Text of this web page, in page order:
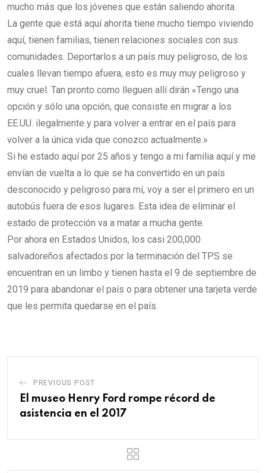
mucho más que los jóvenes que están saliendo ahorita.
La gente que está aquí ahorita tiene mucho tiempo viviendo
aquí, tienen familias, tienen relaciones sociales con sus
comunidades. Deportarlos a un país muy peligroso, de los
cuales llevan tiempo afuera, esto es muy muy peligroso y
muy cruel. Tan pronto como lleguen allí dirán «Tengo una
opción y sólo una opción, que consiste en migrar a los
EE.UU. ilegalmente y para volver a entrar en el país para
volver a la única vida que conozco actualmente.»
Si he estado aquí por 25 años y tengo a mi familia aquí y me
envían de vuelta a lo que se ha convertido en un país
desconocido y peligroso para mí, voy a ser el primero en un
autobús fuera de esos lugares. Esta idea de eliminar el
estado de protección va a matar a mucha gente.
Por ahora en Estados Unidos, los casi 200,000
salvadoreños afectados por la terminación del TPS se
encuentran en un limbo y tienen hasta el 9 de septiembre de
2019 para abandonar el país o para obtener una tarjeta verde
que les permita quedarse en el país.
PREVIOUS POST
El museo Henry Ford rompe récord de
asistencia en el 2017